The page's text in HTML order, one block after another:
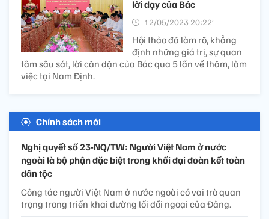
lời dạy của Bác
12/05/2023 20:22’
Hội thảo đã làm rõ, khẳng
định những giá trị, sự quan
tâm sâu sát, lời căn dặn của Bác qua 5 lần về thăm, làm
việc tại Nam Định.
Chính sách mới
Nghị quyết số 23-NQ/TW: Người Việt Nam ở nước
ngoài là bộ phận đặc biệt trong khối đại đoàn kết toàn
dân tộc
Công tác người Việt Nam ở nước ngoài có vai trò quan
trọng trong triển khai đường lối đối ngoại của Đảng.